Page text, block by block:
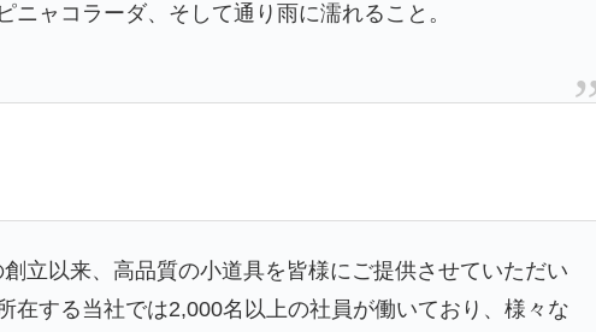
ニャコラーダ、そして通り雨に濡れること。
立以来、高品質の小道具を皆様にご提供させていただい
在する当社では2,000名以上の社員が働いており、様々な